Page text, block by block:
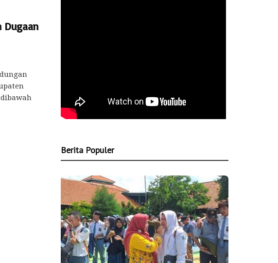
Dugaan
Berita Populer